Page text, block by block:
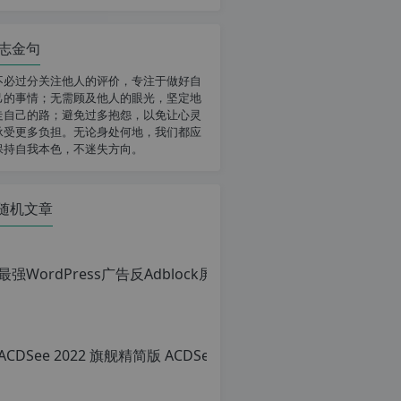
金句
必过分关注他人的评价，专注于做好自
的事情；无需顾及他人的眼光，坚定地
自己的路；避免过多抱怨，以免让心灵
受更多负担。无论身处何地，我们都应
持自我本色，不迷失方向。
机文章